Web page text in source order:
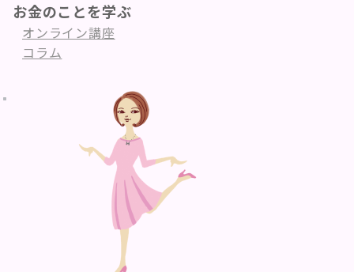
お金のことを学ぶ
オンライン講座
コラム